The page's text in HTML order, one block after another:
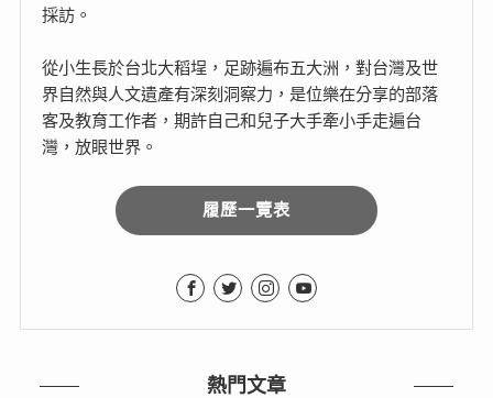
採訪。
從小生長於台北大稻埕，足跡遍布五大洲，對台灣及世
界自然與人文遺產有深刻洞察力，是位樂在分享的部落
客及教育工作者，期許自己和兒子大手牽小手走遍台
灣，放眼世界。
履歷一覽表
熱門文章